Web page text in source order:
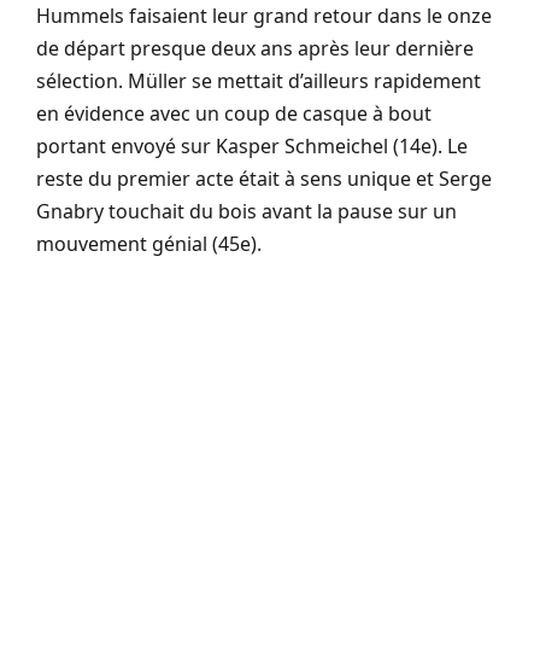
Hummels faisaient leur grand retour dans le onze
de départ presque deux ans après leur dernière
sélection. Müller se mettait d’ailleurs rapidement
en évidence avec un coup de casque à bout
portant envoyé sur Kasper Schmeichel (14e). Le
reste du premier acte était à sens unique et Serge
Gnabry touchait du bois avant la pause sur un
mouvement génial (45e).